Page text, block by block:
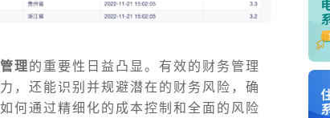
理的重要性日益凸显。有效的财务管理
，还能识别并规避潜在的财务风险，确
何通过精细化的成本控制和全面的风险